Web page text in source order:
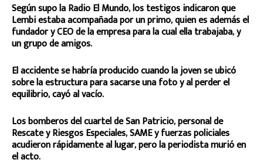
Según supo la Radio El Mundo, los testigos indicaron que
Lembi estaba acompañada por un primo, quien es además el
fundador y CEO de la empresa para la cual ella trabajaba, y
un grupo de amigos.
El accidente se habría producido cuando la joven se ubicó
sobre la estructura para sacarse una foto y al perder el
equilibrio, cayó al vacío.
Los bomberos del cuartel de San Patricio, personal de
Rescate y Riesgos Especiales, SAME y fuerzas policiales
acudieron rápidamente al lugar, pero la periodista murió en
el acto.